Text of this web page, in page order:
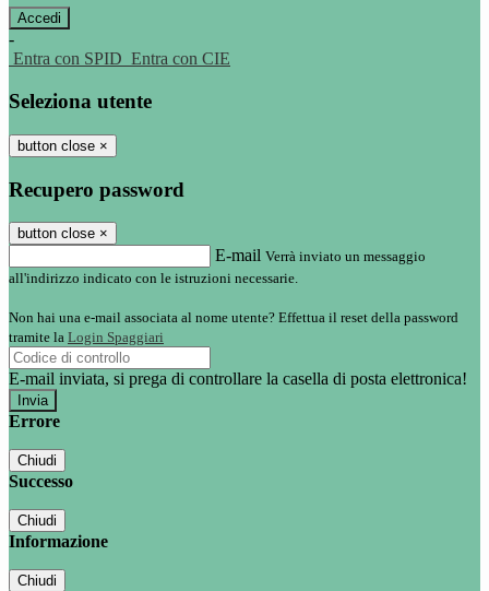
-
Entra con SPID Entra con CIE
Seleziona utente
button close ×
Recupero password
button close ×
E-mail Verrà inviato un messaggio
all'indirizzo indicato con le istruzioni necessarie.
Non hai una e-mail associata al nome utente? Effettua il reset della password
tramite la Login Spaggiari
E-mail inviata, si prega di controllare la casella di posta elettronica!
Errore
Chiudi
Successo
Chiudi
Informazione
Chiudi